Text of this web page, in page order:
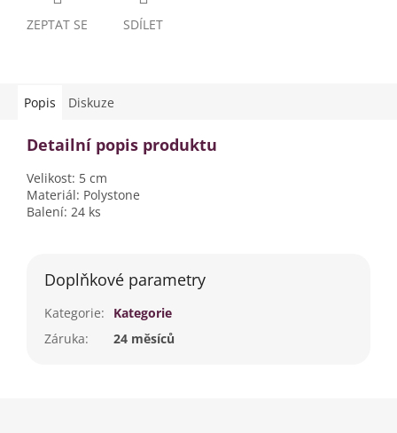
ZEPTAT SE SDÍLET
Popis Diskuze
Detailní popis produktu
Velikost: 5 cm
Materiál: Polystone
Balení: 24 ks
Doplňkové parametry
Kategorie:
Kategorie
Záruka: 24 měsíců